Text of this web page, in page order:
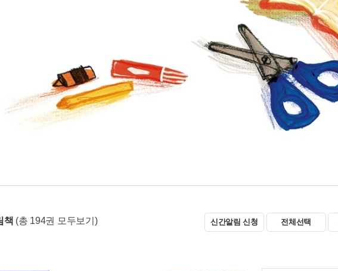
책 (총 194권 모두보기) 신간알림 신청 전체선택